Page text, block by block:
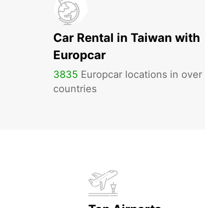
Car Rental in Taiwan with
Europcar
3835 Europcar locations in over
countries